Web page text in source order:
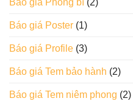
Báo giá Phong bì (2)
Báo giá Poster (1)
Báo giá Profile (3)
Báo giá Tem bảo hành (2)
Báo giá Tem niêm phong (2)